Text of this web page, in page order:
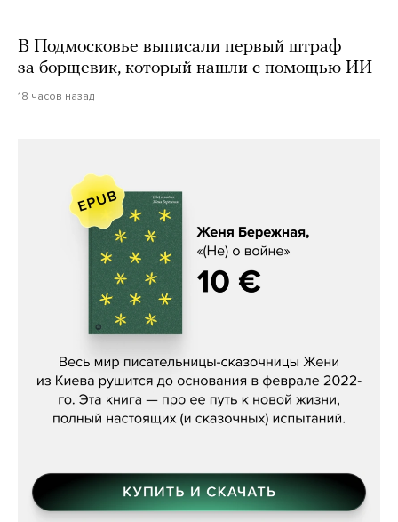
В Подмосковье выписали первый штраф
за борщевик, который нашли с помощью ИИ
18 часов назад
Женя Бережная, «(Не) о войне»